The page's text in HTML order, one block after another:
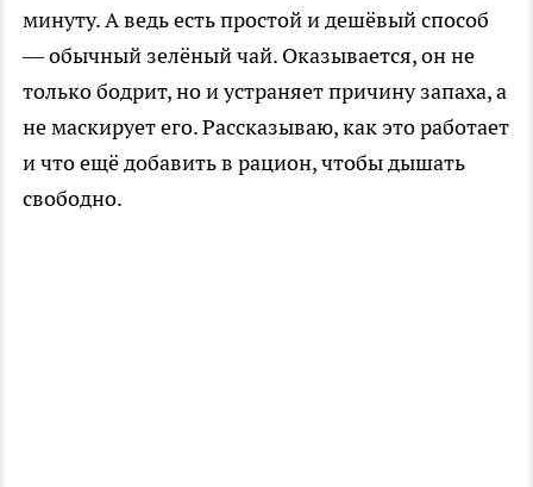
минуту. А ведь есть простой и дешёвый способ
— обычный зелёный чай. Оказывается, он не
только бодрит, но и устраняет причину запаха, а
не маскирует его. Рассказываю, как это работает
и что ещё добавить в рацион, чтобы дышать
свободно.